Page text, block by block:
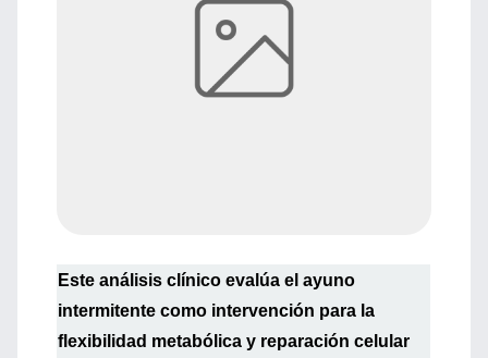
Este análisis clínico evalúa el ayuno
intermitente como intervención para la
flexibilidad metabólica y reparación celular